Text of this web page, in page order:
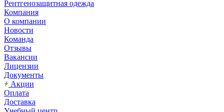
Рентгенозащитная одежда
Компания
О компании
Новости
Команда
Отзывы
Вакансии
Лицензии
Документы
Акции
Оплата
Доставка